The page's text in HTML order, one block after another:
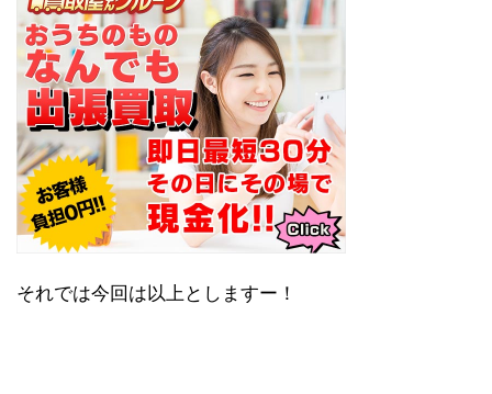
それでは今回は以上としますー！